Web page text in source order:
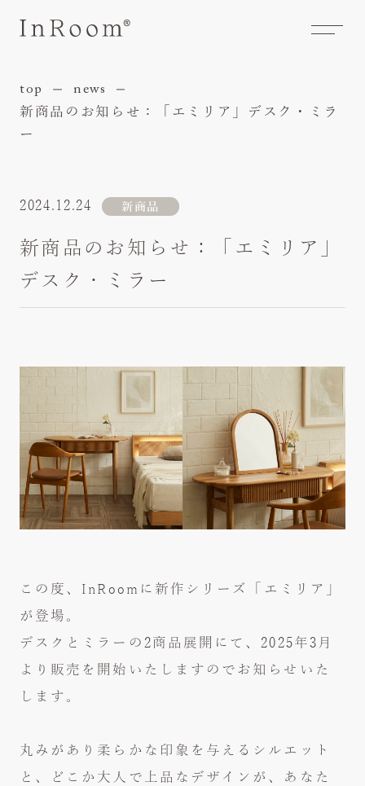
concept コンセプト
products
maintenance
faq よくあるご質問
news
company 会社概要
contact お問い合わせ
link リンク
InRoom商品の取り扱い店舗
top news
新商品のお知らせ：「エミリア」デスク・ミラ
ー
2024.12.24 新商品
新商品のお知らせ：「エミリア」
デスク・ミラー
この度、InRoomに新作シリーズ「エミリア」
が登場。
デスクとミラーの2商品展開にて、2025年3月
より販売を開始いたしますのでお知らせいた
します。
丸みがあり柔らかな印象を与えるシルエット
と、どこか大人で上品なデザインが、あなた